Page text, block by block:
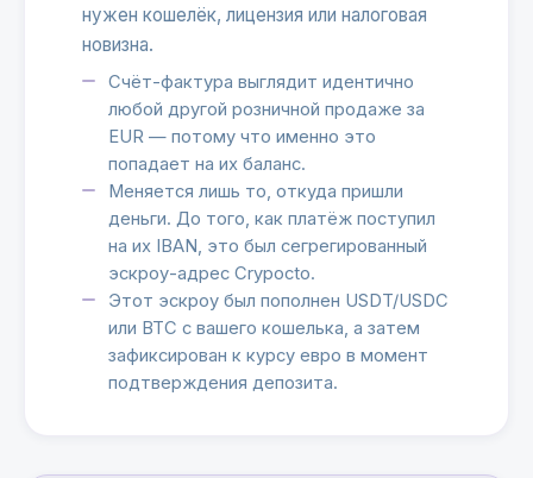
нужен кошелёк, лицензия или налоговая
новизна.
Счёт-фактура выглядит идентично
любой другой розничной продаже за
EUR — потому что именно это
попадает на их баланс.
Меняется лишь то, откуда пришли
деньги. До того, как платёж поступил
на их IBAN, это был сегрегированный
эскроу-адрес Crypocto.
Этот эскроу был пополнен USDT/USDC
или BTC с вашего кошелька, а затем
зафиксирован к курсу евро в момент
подтверждения депозита.